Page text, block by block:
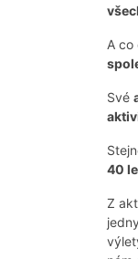
A co
Své
40
Z